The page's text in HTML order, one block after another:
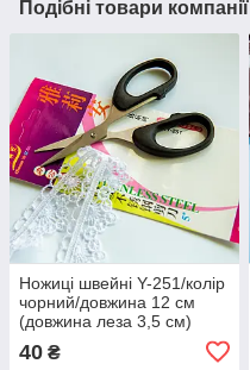
Подібні товари компанії
Ножиці швейні Y-251/колір
чорний/довжина 12 см
(довжина леза 3,5 см)
40 ₴